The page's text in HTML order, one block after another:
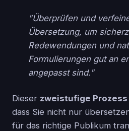
"Überprüfen und
Übersetzung, um
Redewendungen und
Formulierungen gut an
angepasst sind."
Dieser zweistufige Prozess
dass Sie nicht nur
für das richtige Publikum